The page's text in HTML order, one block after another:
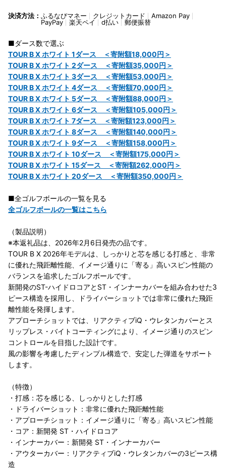
決済方法： ふるなびマネー クレジットカード
Amazon Pay
PayPay
楽天ペイ d払い 郵便振替
■ダース数で選ぶ
TOUR B X ホワイト 1ダース ＜寄附額18,000円＞
TOUR B X ホワイト 2ダース ＜寄附額35,000円＞
TOUR B X ホワイト 3ダース ＜寄附額53,000円＞
TOUR B X ホワイト 4ダース ＜寄附額70,000円＞
TOUR B X ホワイト 5ダース ＜寄附額88,000円＞
TOUR B X ホワイト 6ダース ＜寄附額105,000円＞
TOUR B X ホワイト 7ダース ＜寄附額123,000円＞
TOUR B X ホワイト 8ダース ＜寄附額140,000円＞
TOUR B X ホワイト 9ダース ＜寄附額158,000円＞
TOUR B X ホワイト 10ダース ＜寄附額175,000円＞
TOUR B X ホワイト 15ダース ＜寄附額262,000円＞
TOUR B X ホワイト 20ダース ＜寄附額350,000円＞
■全ゴルフボールの一覧を見る
全ゴルフボールの一覧はこちら
（製品説明）
※本返礼品は、2026年2月6日発売の品です。
TOUR B X 2026年モデルは、しっかりと芯を感じる打感と、非常
に優れた飛距離性能、イメージ通りに「寄る」高いスピン性能の
バランスを追求したゴルフボールです。
新開発のST-ハイドロコアとST・インナーカバーを組み合わせた3
ピース構造を採用し、ドライバーショットでは非常に優れた飛距
離性能を発揮します。
アプローチショットでは、リアクティブiQ・ウレタンカバーとス
リップレス・バイトコーティングにより、イメージ通りのスピン
コントロールを目指した設計です。
風の影響を考慮したディンプル構造で、安定した弾道をサポート
します。
（特徴）
・打感：芯を感じる、しっかりとした打感
・ドライバーショット：非常に優れた飛距離性能
・アプローチショット：イメージ通りに「寄る」高いスピン性能
・コア：新開発 ST・ハイドロコア
・インナーカバー：新開発 ST・インナーカバー
・アウターカバー：リアクティブiQ・ウレタンカバーの3ピース構
造